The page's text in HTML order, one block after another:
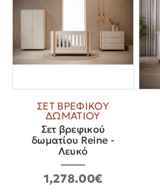
ΣΕΤ ΒΡΕΦΙΚΟΥ
ΔΩΜΑΤΙΟΥ
Σετ βρεφικού
δωματίου Reine -
Λευκό
1,278.00€